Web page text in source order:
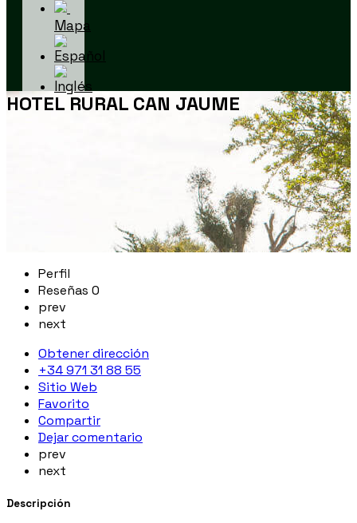
Mapa
HOTEL RURAL CAN JAUME
Perfil
Reseñas 0
prev
next
Obtener dirección
+34 971 31 88 55
Sitio Web
Favorito
Compartir
Dejar comentario
prev
next
Descripción